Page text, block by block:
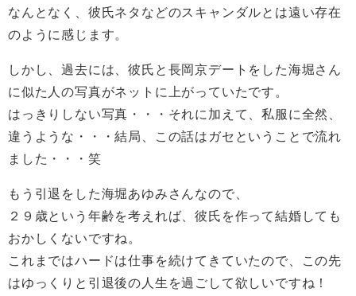
なんとなく、彼氏ネタなどのスキャンダルとは遠い存在
のように感じます。
しかし、過去には、彼氏と長岡京デートをした海堀さん
に似た人の写真がネットに上がっていたです。
はっきりしない写真・・・それに加えて、私服に全然、
違うような・・・結局、この話はガセということで流れ
ました・・・笑
もう引退をした海堀あゆみさんなので、
２９歳という年齢を考えれば、彼氏を作って結婚しても
おかしくないですね。
これまではハードは仕事を続けてきていたので、この先
はゆっくりと引退後の人生を過ごして欲しいですね！